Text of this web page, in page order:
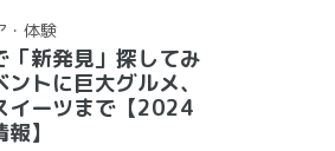
・体験
「新発見」探してみ
トに巨大グルメ、
イーツまで【2024
】